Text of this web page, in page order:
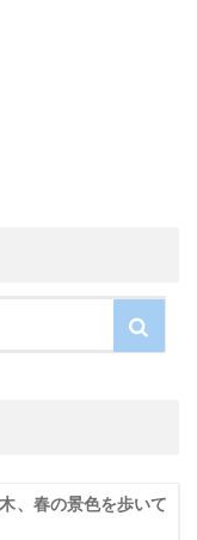
、春の景色を歩いて